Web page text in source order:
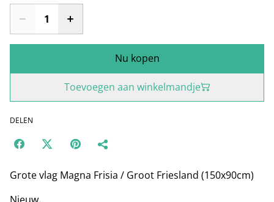
Nu kopen
Toevoegen aan winkelmandje
DELEN
Grote vlag Magna Frisia / Groot Friesland (150x90cm)